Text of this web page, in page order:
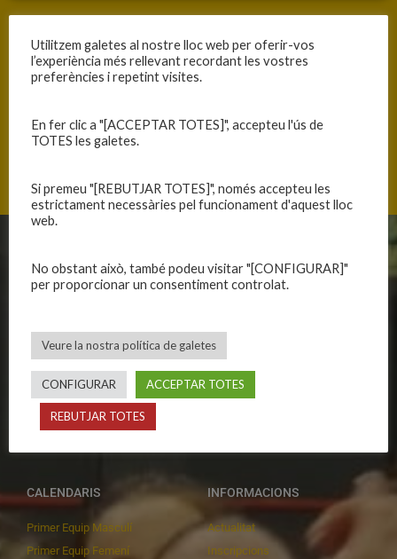
LA VICTÒRIA HA ESTAT EL MILLOR SUPERATS EN TOT
Història
Avís legal
Política de privadesa
Política de galetes
Privadesa a les xarxes
Primer equip masculí
Equips femenins
C.E. El Vilar
CALENDARIS
Primer Equip Masculí
Primer Equip Femení
INFORMACIONS
Actualitat
Inscripcions
Utilitzem galetes al nostre lloc web per oferir-vos
l’experiència més rellevant recordant les vostres
preferències i repetint visites.
En fer clic a "[ACCEPTAR TOTES]", accepteu l'ús de
TOTES les galetes.
Si premeu "[REBUTJAR TOTES]", només accepteu les
estrictament necessàries pel funcionament d'aquest lloc
web.
No obstant això, també podeu visitar "[CONFIGURAR]"
per proporcionar un consentiment controlat.
Veure la nostra política de galetes
CONFIGURAR ACCEPTAR TOTES
REBUTJAR TOTES